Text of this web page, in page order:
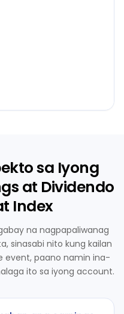
sa Iyong
at Dividendo
Index
na nagpapaliwanag
sinasabi nito kung kailan
event, paano namin ina-
ito sa iyong account.